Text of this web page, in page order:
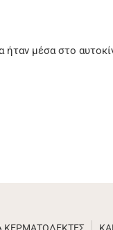
μέσα στο